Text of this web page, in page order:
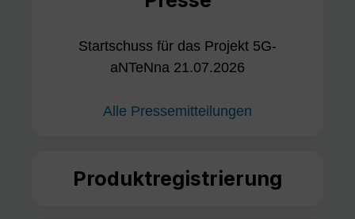
Startschuss für das Projekt 5G-
aNTeNna 21.07.2026
Alle Pressemitteilungen
Produktregistrierung